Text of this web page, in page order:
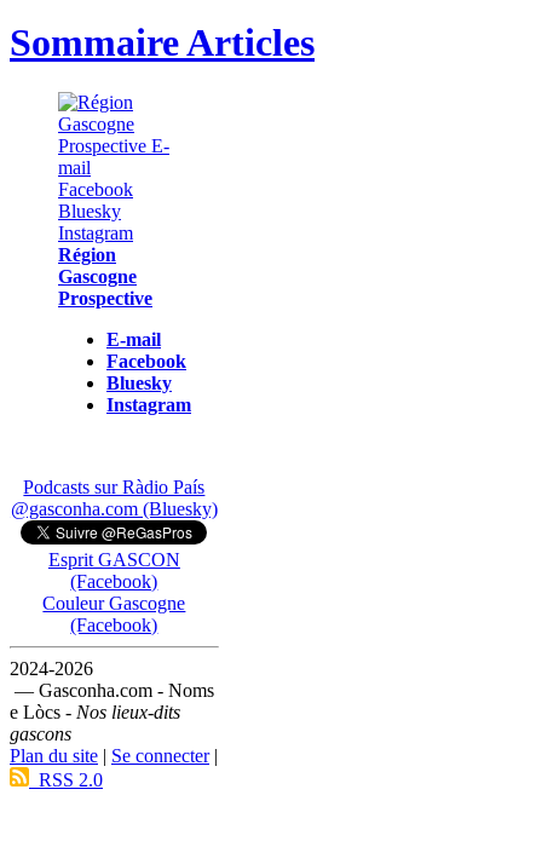
Sommaire Articles
Région
Gascogne
Prospective
E-mail
Facebook
Bluesky
Instagram
Podcasts sur Ràdio País
@gasconha.com (Bluesky)
Esprit GASCON
(Facebook)
Couleur Gascogne
(Facebook)
2024-2026
— Gasconha.com - Noms
e Lòcs - Nos lieux-dits
gascons
Plan du site | Se connecter|
RSS 2.0